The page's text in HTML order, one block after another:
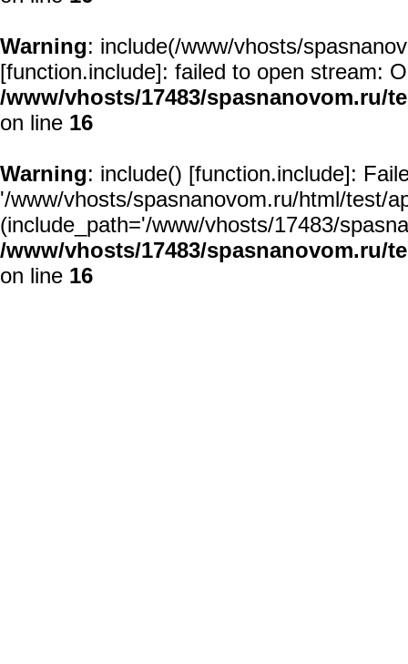
Warning: include(/www/vhosts/
[function.include]: failed to open stream:
/www/vhosts/17483/spasnanovom.ru/
on line 16
Warning: include() [function.include]:
'/www/vhosts/spasnanovom.ru/html/test/
(include_path='/www/vhosts/17483/
/www/vhosts/17483/spasnanovom.ru/
on line 16